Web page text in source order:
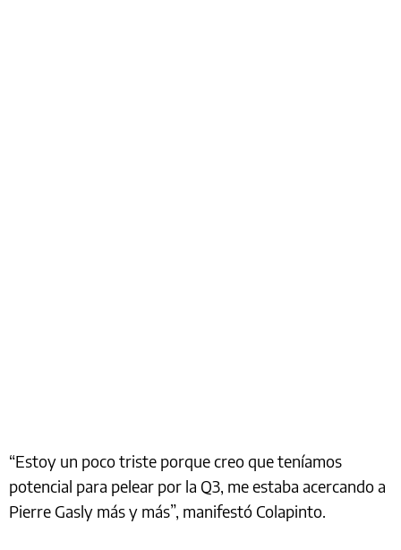
“Estoy un poco triste porque creo que teníamos
potencial para pelear por la Q3, me estaba acercando a
Pierre Gasly más y más”, manifestó Colapinto.